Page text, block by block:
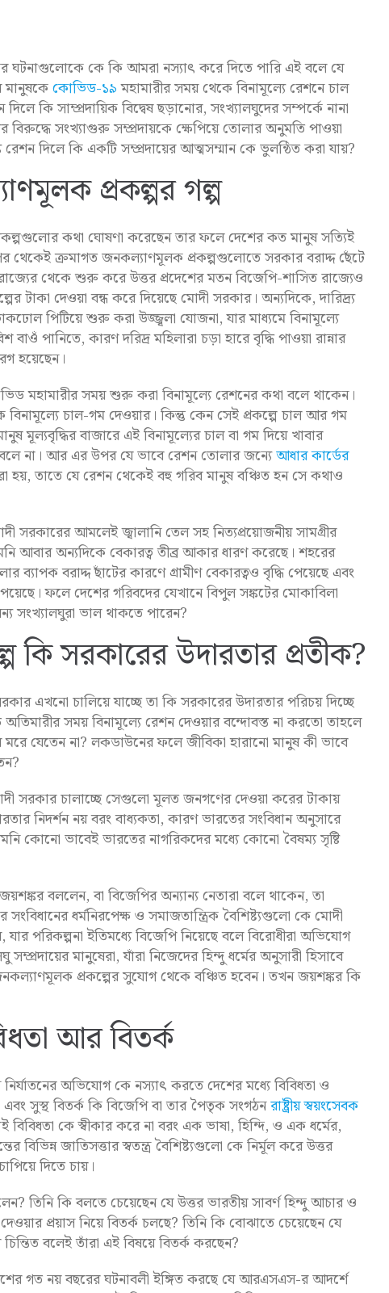
ঘটনাগুলোকে কে কি আমরা নস্যাৎ করে দিতে পারি এই বলে যে
মানুষকেকোভিড-১৯মহামারীর সময় থেকে বিনামূল্যে রেশনে চাল
কি সাম্প্রদায়িক বিদ্বেষ ছড়ানোর, সংখ্যালঘুদের সম্পর্কে নানা
বিরুদ্ধে সংখ্যাগুরু সম্প্রদায়কে ক্ষেপিয়ে তোলার অনুমতি পাওয়া
দিলে কি একটি সম্প্রদায়ের আত্মসম্মান কে ভুলন্ঠিত করা যায়?
প্রকল্পর গল্প
কথা ঘোষণা করেছেন তার ফলে দেশের কত মানুষ সত্যিই
থেকেই ক্রমাগত জনকল্যাণমূলক প্রকল্পগুলোতে সরকার বরাদ্দ ছেঁটে
থেকে শুরু করে উত্তর প্রদেশের মতন বিজেপি-শাসিত রাজ্যেও
টাকা দেওয়া বন্ধ করে দিয়েছে মোদী সরকার। অন্যদিকে, দারিদ্র্য
পিটিয়ে শুরু করা উজ্জ্বলা যোজনা, যার মাধ্যমে বিনামূল্যে
পানিতে, কারণ দরিদ্র মহিলারা চড়া হারে বৃদ্ধি পাওয়া রান্নার
হয়েছেন।
মহামারীর সময় শুরু করা বিনামূল্যে রেশনের কথা বলে থাকেন।
চাল-গম দেওয়ার। কিন্তু কেন সেই প্রকল্পে চাল আর গম
মূল্যবৃদ্ধির বাজারে এই বিনামূল্যের চাল বা গম দিয়ে খাবার
না। আর এর উপর যে ভাবে রেশন তোলার জন্যেআধার কার্ডের
হয়, তাতে যে রেশন থেকেই বহু গরিব মানুষ বঞ্চিত হন সে কথাও
সরকারের আমলেই জ্বালানি তেল সহ নিত্যপ্রয়োজনীয় সামগ্রীর
আবার অন্যদিকে বেকারত্ব তীব্র আকার ধারণ করেছে। শহরের
বরাদ্দ ছাঁটের কারণে গ্রামীণ বেকারত্বও বৃদ্ধি পেয়েছে এবং
ফলে দেশের গরিবদের যেখানে বিপুল সঙ্কটের মোকাবিলা
সংখ্যালঘুরা ভাল থাকতে পারেন?
সরকারের উদারতার প্রতীক?
এখনো চালিয়ে যাচ্ছে তা কি সরকারের উদারতার পরিচয় দিচ্ছে
সময় বিনামূল্যে রেশন দেওয়ার বন্দোবস্ত না করতো তাহলে
মরে যেতেন না? লকডাউনের ফলে জীবিকা হারানো মানুষ কী ভাবে
সরকার চালাচ্ছে সেগুলো মূলত জনগণের দেওয়া করের টাকায়
নিদর্শন নয় বরং বাধ্যকতা, কারণ ভারতের সংবিধান অনুসারে
কোনো ভাবেই ভারতের নাগরিকদের মধ্যে কোনো বৈষম্য সৃষ্টি
বললেন, বা বিজেপির অন্যান্য নেতারা বলে থাকেন, তা
ধর্মনিরপেক্ষ ও সমাজতান্ত্রিক বৈশিষ্ট্যগুলো কে মোদী
পরিকল্পনা ইতিমধ্যে বিজেপি নিয়েছে বলে বিরোধীরা অভিযোগ
মানুষেরা, যাঁরা নিজেদের হিন্দু ধর্মের অনুসারী হিসাবে
প্রকল্পের সুযোগ থেকে বঞ্চিত হবেন। তখন জয়শঙ্কর কি
আর বিতর্ক
অভিযোগ কে নস্যাৎ করতে দেশের মধ্যে বিবিধতা ও
এবং সুস্থ বিতর্ক কি বিজেপি বা তার পৈতৃক সংগঠনরাষ্ট্রীয় স্বয়ংসেবক
কে স্বীকার করে না বরং এক ভাষা, হিন্দি, ও এক ধর্মের,
বিভিন্ন জাতিসত্তার স্বতন্ত্র বৈশিষ্ট্যগুলো কে নির্মূল করে উত্তর
দিতে চায়।
তিনি কি বলতে চেয়েছেন যে উত্তর ভারতীয় সাবর্ণ হিন্দু আচার ও
প্রয়াস নিয়ে বিতর্ক চলছে? তিনি কি বোঝাতে চেয়েছেন যে
বলেই তাঁরা এই বিষয়ে বিতর্ক করছেন?
গত নয় বছরের ঘটনাবলী ইঙ্গিত করছে যে আরএসএস-র আদর্শে